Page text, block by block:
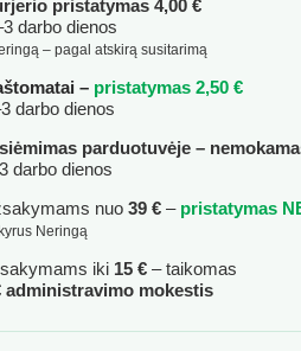
pristatymas 4,00 €
darbo dienos
– pagal atskirą susitarimą
– pristatymas 2,50 €
darbo dienos
parduotuvėje –
darbo dienos
nuo39 € – pristatymas
Neringą
iki 15 € – taikomas
administravimo mokestis